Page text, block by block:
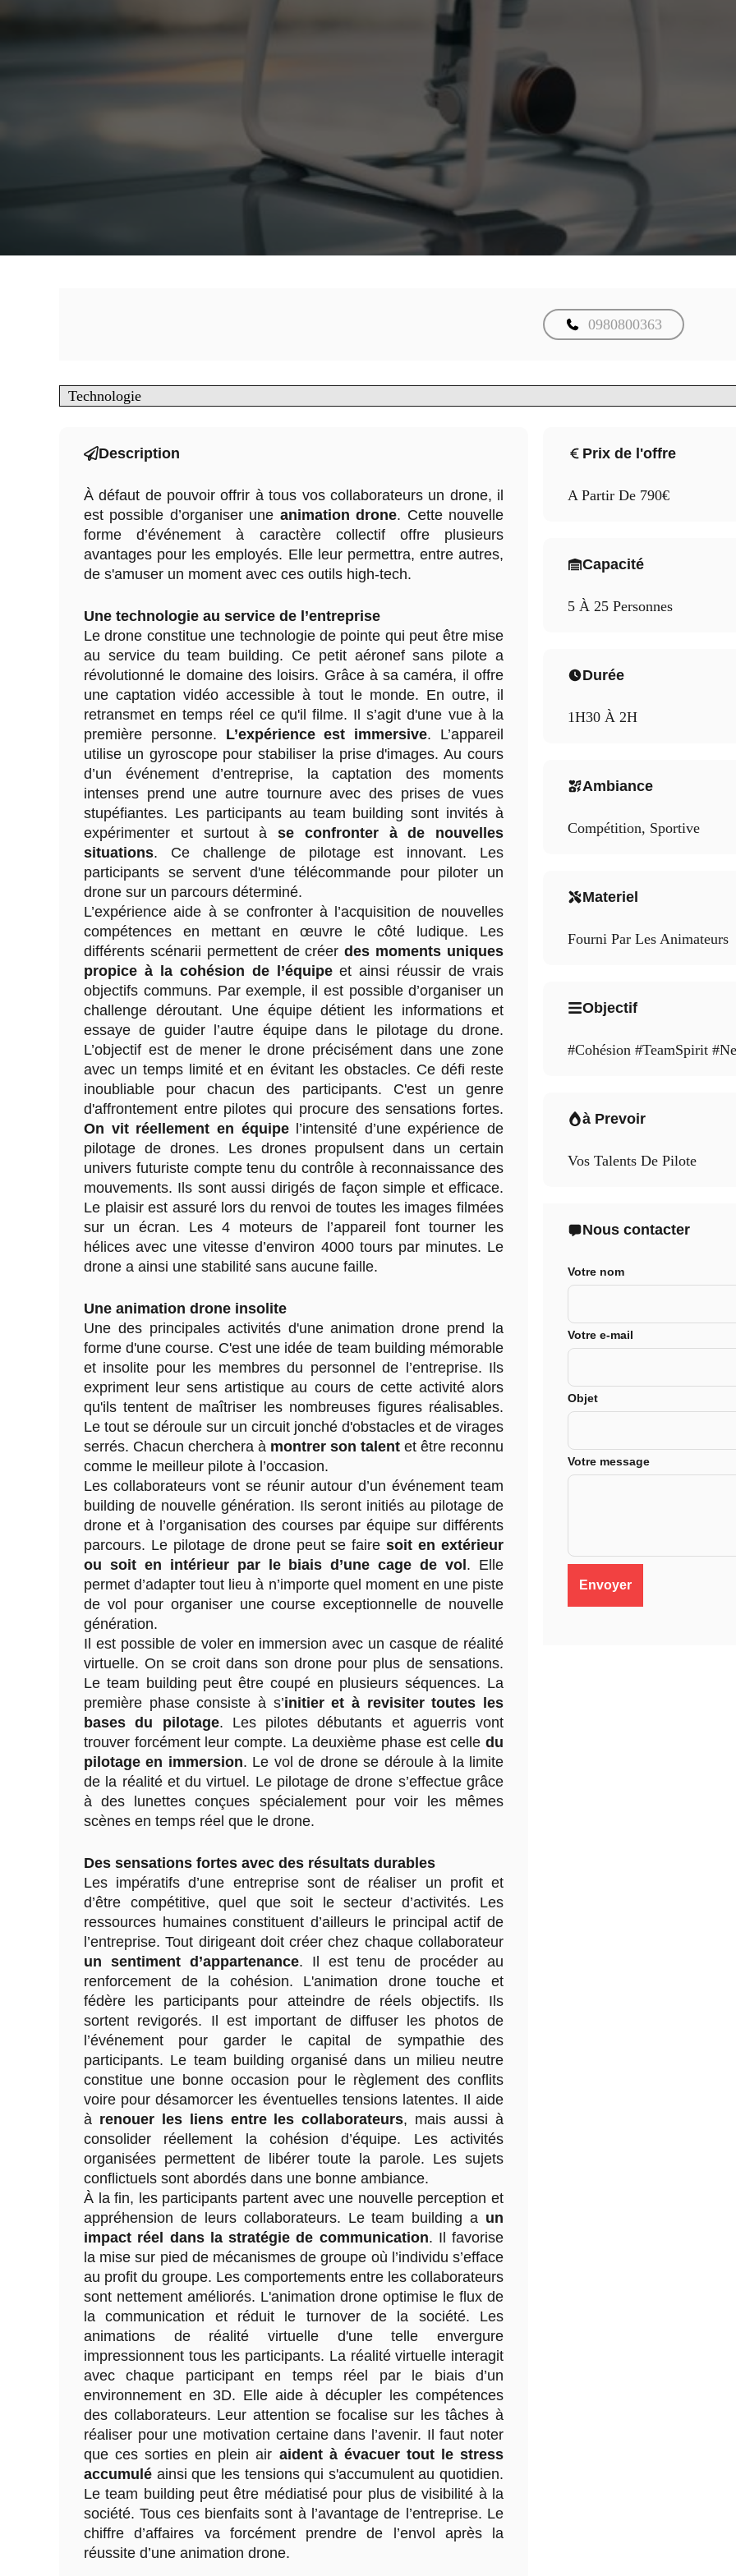
0980800363
Technologie
Description
À défaut de pouvoir offrir à tous vos collaborateurs un drone, il
est possible d’organiser une animation drone. Cette nouvelle
forme d’événement à caractère collectif offre plusieurs
avantages pour les employés. Elle leur permettra, entre autres,
de s'amuser un moment avec ces outils high-tech.
Une technologie au service de l’entreprise
Le drone constitue une technologie de pointe qui peut être mise
au service du team building. Ce petit aéronef sans pilote a
révolutionné le domaine des loisirs. Grâce à sa caméra, il offre
une captation vidéo accessible à tout le monde. En outre, il
retransmet en temps réel ce qu'il filme. Il s’agit d'une vue à la
première personne. L’expérience est immersive. L’appareil
utilise un gyroscope pour stabiliser la prise d'images. Au cours
d’un événement d’entreprise, la captation des moments
intenses prend une autre tournure avec des prises de vues
stupéfiantes. Les participants au team building sont invités à
expérimenter et surtout à se confronter à de nouvelles
situations. Ce challenge de pilotage est innovant. Les
participants se servent d'une télécommande pour piloter un
drone sur un parcours déterminé.
L’expérience aide à se confronter à l’acquisition de nouvelles
compétences en mettant en œuvre le côté ludique. Les
différents scénarii permettent de créerdes moments uniques
propice à la cohésion de l’équipeet ainsi réussir de vrais
objectifs communs. Par exemple, il est possible d’organiser un
challenge déroutant. Une équipe détient les informations et
essaye de guider l’autre équipe dans le pilotage du drone.
L’objectif est de mener le drone précisément dans une zone
avec un temps limité et en évitant les obstacles. Ce défi reste
inoubliable pour chacun des participants. C'est un genre
d'affrontement entre pilotes qui procure des sensations fortes.
On vit réellement en équipel’intensité d’une expérience de
pilotage de drones. Les drones propulsent dans un certain
univers futuriste compte tenu du contrôle à reconnaissance des
mouvements. Ils sont aussi dirigés de façon simple et efficace.
Le plaisir est assuré lors du renvoi de toutes les images filmées
sur un écran. Les 4 moteurs de l’appareil font tourner les
hélices avec une vitesse d’environ 4000 tours par minutes. Le
drone a ainsi une stabilité sans aucune faille.
Une animation drone insolite
Une des principales activités d'une animation drone prend la
forme d'une course. C'est une idée de team building mémorable
et insolite pour les membres du personnel de l’entreprise. Ils
expriment leur sens artistique au cours de cette activité alors
qu'ils tentent de maîtriser les nombreuses figures réalisables.
Le tout se déroule sur un circuit jonché d'obstacles et de virages
serrés. Chacun cherchera à montrer son talent et être reconnu
comme le meilleur pilote à l’occasion.
Les collaborateurs vont se réunir autour d’un événement team
building de nouvelle génération. Ils seront initiés au pilotage de
drone et à l’organisation des courses par équipe sur différents
parcours. Le pilotage de drone peut se fairesoit en extérieur
ou soit en intérieur par le biais d’une cage de vol . Elle
permet d’adapter tout lieu à n’importe quel moment en une piste
de vol pour organiser une course exceptionnelle de nouvelle
génération.
Il est possible de voler en immersion avec un casque de réalité
virtuelle. On se croit dans son drone pour plus de sensations.
Le team building peut être coupé en plusieurs séquences. La
première phase consiste à s’initier et à revisiter toutes les
bases du pilotage. Les pilotes débutants et aguerris vont
trouver forcément leur compte. La deuxième phase est celle du
pilotage en immersion. Le vol de drone se déroule à la limite
de la réalité et du virtuel. Le pilotage de drone s’effectue grâce
à des lunettes conçues spécialement pour voir les mêmes
scènes en temps réel que le drone.
Des sensations fortes avec des résultats durables
Les impératifs d’une entreprise sont de réaliser un profit et
d’être compétitive, quel que soit le secteur d’activités. Les
ressources humaines constituent d’ailleurs le principal actif de
l’entreprise. Tout dirigeant doit créer chez chaque collaborateur
un sentiment d’appartenance. Il est tenu de procéder au
renforcement de la cohésion. L'animation drone touche et
fédère les participants pour atteindre de réels objectifs. Ils
sortent revigorés. Il est important de diffuser les photos de
l’événement pour garder le capital de sympathie des
participants. Le team building organisé dans un milieu neutre
constitue une bonne occasion pour le règlement des conflits
voire pour désamorcer les éventuelles tensions latentes. Il aide
à renouer les liens entre les collaborateurs, mais aussi à
consolider réellement la cohésion d’équipe. Les activités
organisées permettent de libérer toute la parole. Les sujets
conflictuels sont abordés dans une bonne ambiance.
À la fin, les participants partent avec une nouvelle perception et
appréhension de leurs collaborateurs. Le team building a un
impact réel dans la stratégie de communication. Il favorise
la mise sur pied de mécanismes de groupe où l’individu s’efface
au profit du groupe. Les comportements entre les collaborateurs
sont nettement améliorés. L'animation drone optimise le flux de
la communication et réduit le turnover de la société. Les
animations de réalité virtuelle d'une telle envergure
impressionnent tous les participants. La réalité virtuelle interagit
avec chaque participant en temps réel par le biais d’un
environnement en 3D. Elle aide à décupler les compétences
des collaborateurs. Leur attention se focalise sur les tâches à
réaliser pour une motivation certaine dans l’avenir. Il faut noter
que ces sorties en plein air aident à évacuer tout le stress
accumulé ainsi que les tensions qui s'accumulent au quotidien.
Le team building peut être médiatisé pour plus de visibilité à la
société. Tous ces bienfaits sont à l’avantage de l’entreprise. Le
chiffre d’affaires va forcément prendre de l’envol après la
réussite d’une animation drone.
Prix de l'offre
A Partir De 790€
Capacité
5 À 25 Personnes
Durée
1H30 À 2H
Ambiance
Compétition, Sportive
Materiel
Fourni Par Les Animateurs
Objectif
#Cohésion #TeamSpirit
à Prevoir
Vos Talents De Pilote
Nous contacter
Votre nom
Votre e-mail
Objet
Votre message